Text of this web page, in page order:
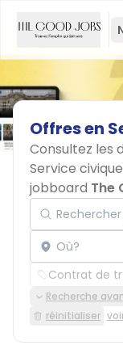
Offresen
Consultez les
Service
jobboard The
Rechercher
Localisation
Contrat de
Recherche
réinitialiser